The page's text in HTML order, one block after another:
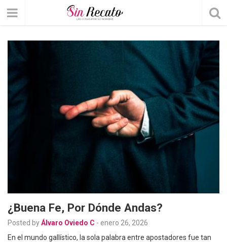
¿Buena Fe, Por Dónde Andas?
Posted byÁlvaro Oviedo C - enero 26, 2026
En el mundo gallístico, la sola palabra entre apostadores fue tan